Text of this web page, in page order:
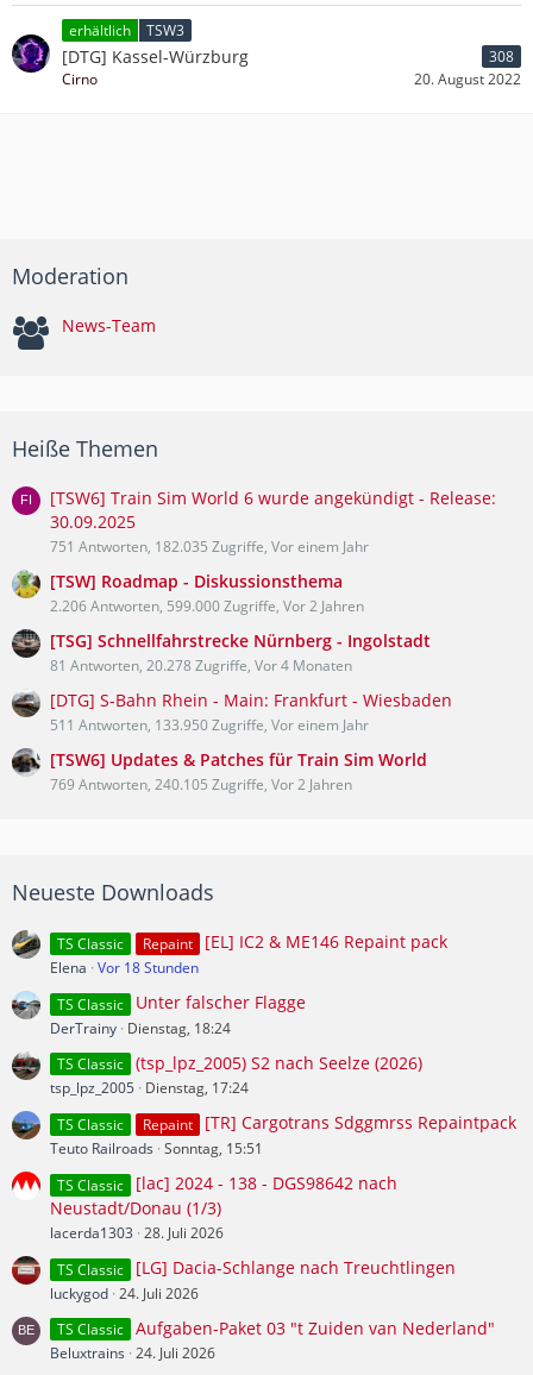
erhältlich TSW3
[DTG] Kassel-Würzburg
308
Cirno
20. August 2022
Moderation
News-Team
Heiße Themen
[TSW6] Train Sim World 6 wurde angekündigt - Release:
30.09.2025
751 Antworten, 182.035 Zugriffe, Vor einem Jahr
[TSW] Roadmap - Diskussionsthema
2.206 Antworten, 599.000 Zugriffe, Vor 2 Jahren
[TSG] Schnellfahrstrecke Nürnberg - Ingolstadt
81 Antworten, 20.278 Zugriffe, Vor 4 Monaten
[DTG] S-Bahn Rhein - Main: Frankfurt - Wiesbaden
511 Antworten, 133.950 Zugriffe, Vor einem Jahr
[TSW6] Updates & Patches für Train Sim World
769 Antworten, 240.105 Zugriffe, Vor 2 Jahren
Neueste Downloads
TS Classic Repaint [EL] IC2 & ME146 Repaint pack
Elena Vor 18 Stunden
TS Classic
Unter falscher Flagge
DerTrainy Dienstag, 18:24
TS Classic (tsp_lpz_2005) S2 nach Seelze (2026)
tsp_lpz_2005
Dienstag, 17:24
TS Classic
Repaint [TR] Cargotrans Sdggmrss Repaintpack
Teuto Railroads Sonntag, 15:51
TS Classic
[lac] 2024 - 138 - DGS98642 nach
Neustadt/Donau (1/3)
lacerda1303 28. Juli 2026
TS Classic
[LG] Dacia-Schlange nach Treuchtlingen
luckygod 24. Juli 2026
TS Classic Aufgaben-Paket 03 "t Zuiden van Nederland"
Beluxtrains 24. Juli 2026